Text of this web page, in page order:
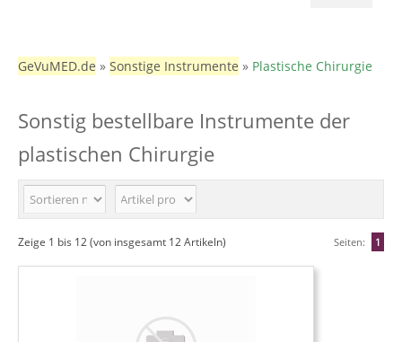
GeVuMED.de » Sonstige Instrumente » Plastische Chirurgie
Sonstig bestellbare Instrumente der
plastischen Chirurgie
Zeige 1 bis 12(von insgesamt 12Artikeln) Seiten: 1